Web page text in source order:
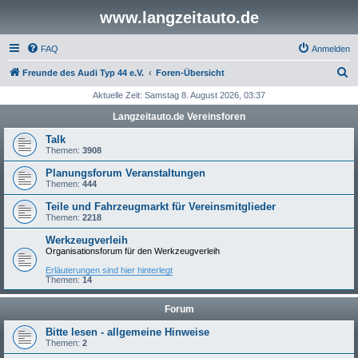
www.langzeitauto.de
FAQ Anmelden
Freunde des Audi Typ 44 e.V. Foren-Übersicht
h
Aktuelle Zeit: Samstag 8. August 2026, 03:37
Langzeitauto.de Vereinsforen
Talk
Themen: 3908
Planungsforum Veranstaltungen
Themen: 444
Teile und Fahrzeugmarkt für Vereinsmitglieder
Themen: 2218
Werkzeugverleih
Organisationsforum für den Werkzeugverleih
Erläuterungen sind hier hinterlegt
Themen: 14
Forum
Bitte lesen - allgemeine Hinweise
Themen: 2